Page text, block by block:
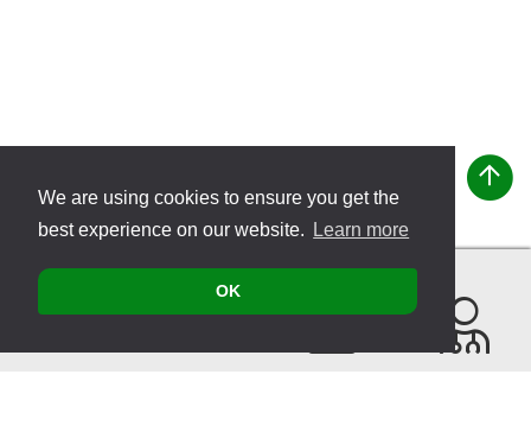
We are using cookies to ensure you get the
best experience on our website.
Learn more
OK